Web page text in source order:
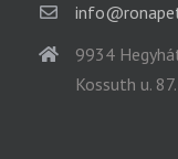
9934
Kossuth u. 87.